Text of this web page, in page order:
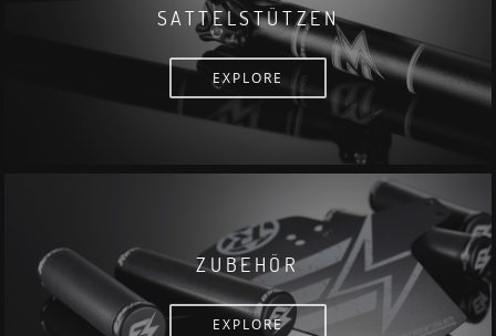
SATTELSTÜTZEN
EXPLORE
ZUBEHÖR
EXPLORE